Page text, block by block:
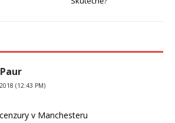
(12:43 PM)
v Manchesteru